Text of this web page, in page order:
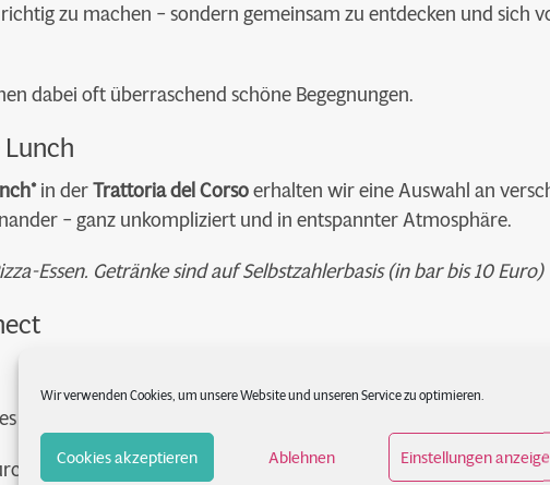
Wir verwenden Cookies, um unsere Website und unseren Service zu optimieren.
Cookies akzeptieren Ablehnen Einstellungen
zu machen – sondern gemeinsam zu entdecken und sich
dabei oft überraschend schöne Begegnungen.
Lunch
in derTrattoria del Corsoerhalten wir eine Auswahl an
– ganz unkompliziert und in entspannter Atmosphäre.
Essen. Getränke sind auf Selbstzahlerbasis (in bar bis 10
Vormittags zurück und entdecken gemeinsam, was Strala
eigenes Erleben.